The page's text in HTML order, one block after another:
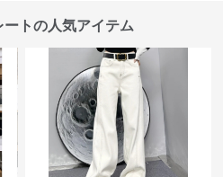
トの人気アイテム